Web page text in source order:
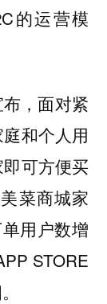
的运营模
，面对紧
和个人用
可方便买
菜商城家
用户数增
STORE